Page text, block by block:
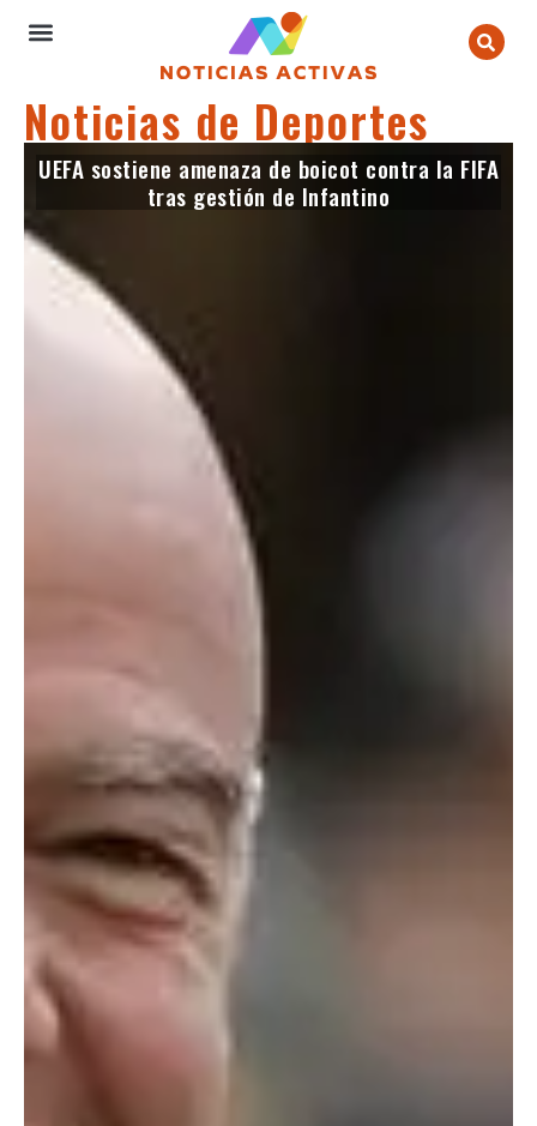
Noticias de Deportes
UEFA sostiene amenaza de boicot contra la FIFA
tras gestión de Infantino